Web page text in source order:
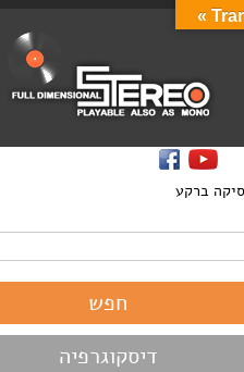
ברקע
דיסקוגרפיה